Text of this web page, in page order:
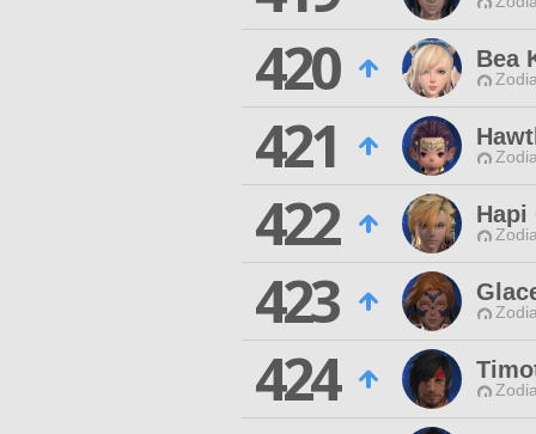
420 Bea
421
422 Hapi
423
424